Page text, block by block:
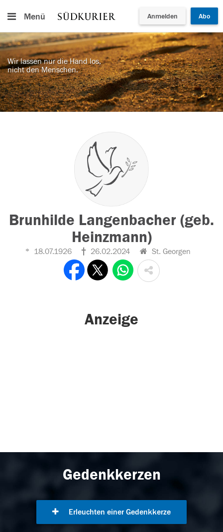
Menü Anmelden Abo
Wir lassen nur die Hand los,
nicht den Menschen.
Brunhilde Langenbacher (geb.
Heinzmann)
18.07.1926 26.02.2024 St. Georgen
Anzeige
Gedenkkerzen
Erleuchten einer Gedenkkerze